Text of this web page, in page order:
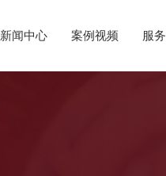
新闻中心 案例视频 服